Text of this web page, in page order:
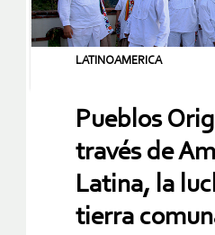
LATINOAMERICA
Pueblos
través de
Latina, la
tierra